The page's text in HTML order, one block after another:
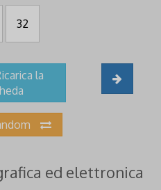
32
la
ed elettronica